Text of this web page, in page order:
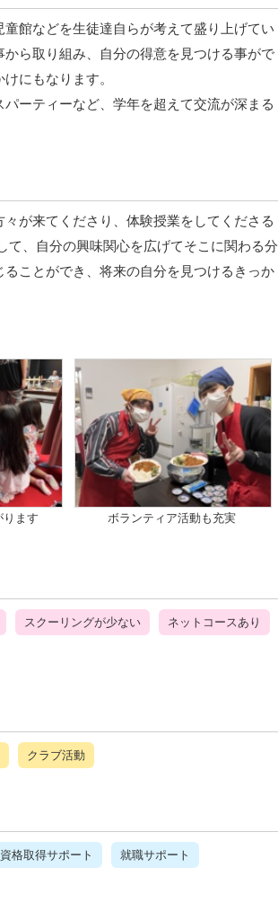
館などを生徒達自らが考えて盛り上げてい
ら取り組み、自分の得意を見つける事がで
にもなります。
ーティーなど、学年を超えて交流が深まる
が来てくださり、体験授業をしてくださる
、自分の興味関心を広げてそこに関わる分
ことができ、将来の自分を見つけるきっか
ります ボランティア活動も充実
スクーリングが少ない ネットコースあり
クラブ活動
資格取得サポート 就職サポート